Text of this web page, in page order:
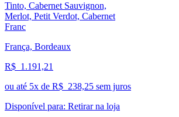
Tinto, Cabernet Sauvignon,
Merlot, Petit Verdot, Cabernet
Franc
França, Bordeaux
R$ 1.191,21
ou até 5x de R$ 238,25 sem juros
Disponível para: Retirar na loja